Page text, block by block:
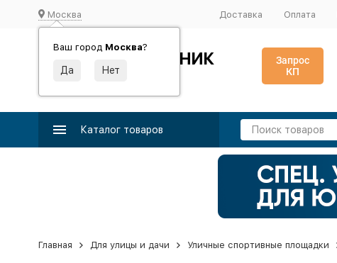
Москва
Ваш город Москва?
Доставка Оплата
ИДЕАЛЬНЫЙ ТУРНИК
Производство и поставка спортивного оборудования
Запрос
КП
Каталог товаров
Главная Для улицы и дачи Уличные спортивные площадки